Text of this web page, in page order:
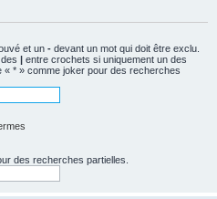
et un - devant un mot qui doit être exclu.
| entre crochets si uniquement un des
* » comme joker pour des recherches
des recherches partielles.